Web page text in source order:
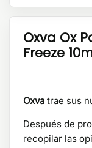
Oxva Ox
Freeze
Oxva trae sus
Después de
recopilar las